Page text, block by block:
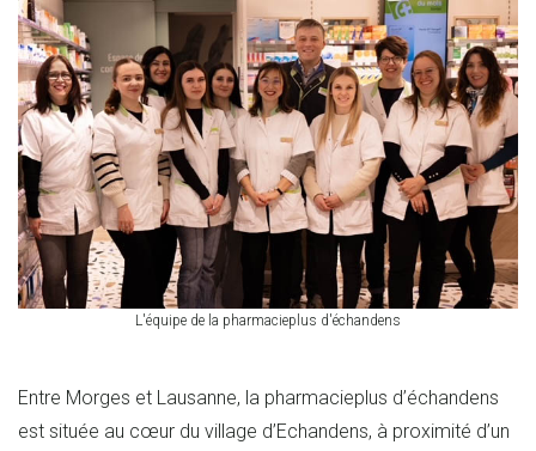
L'équipe de la pharmacieplus d'échandens
Entre Morges et Lausanne, la pharmacieplus d’échandens
est située au cœur du village d’Echandens, à proximité d’un